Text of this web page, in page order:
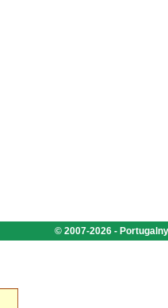
© 2007-2026 -